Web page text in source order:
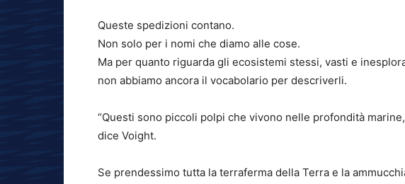
Queste spedizioni contano.
Non solo per i nomi che diamo alle cose.
Ma per quanto riguarda gli ecosistemi stessi, vasti e
non abbiamo ancora il vocabolario per descriverli.
“Questi sono piccoli polpi che vivono nelle profondità
dice Voight.
Se prendessimo tutta la terraferma della Terra e la